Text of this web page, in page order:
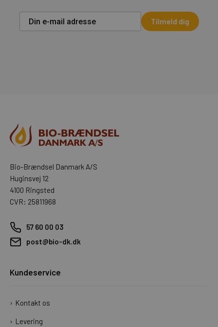
Tilmeld dig
Bio-Brændsel Danmark A/S
Huginsvej 12
4100 Ringsted
CVR: 25811968
57 60 00 03
post@bio-dk.dk
Kundeservice
Kontakt os
Levering